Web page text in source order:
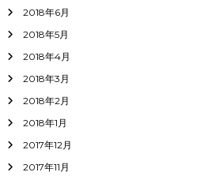
2018年6月
2018年5月
2018年4月
2018年3月
2018年2月
2018年1月
2017年12月
2017年11月